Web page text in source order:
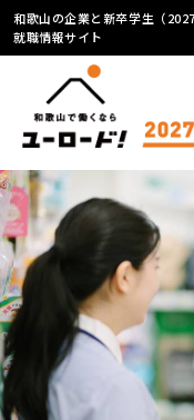
和歌山の企業と新卒学生（
就職情報サイト